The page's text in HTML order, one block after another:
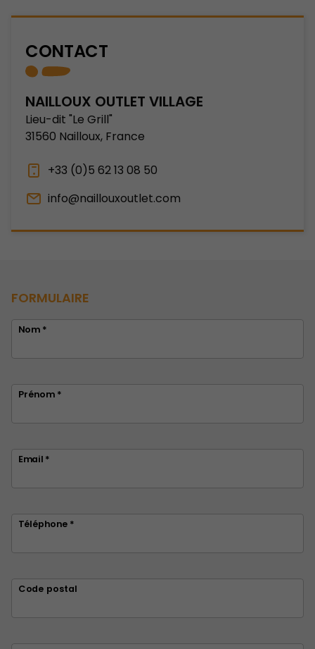
CONTACT
NAILLOUX OUTLET VILLAGE
Lieu-dit "Le Grill"
31560 Nailloux, France
+33 (0)5 62 13 08 50
info@naillouxoutlet.com
FORMULAIRE
Nom *
Prénom *
Email *
Téléphone *
Code postal